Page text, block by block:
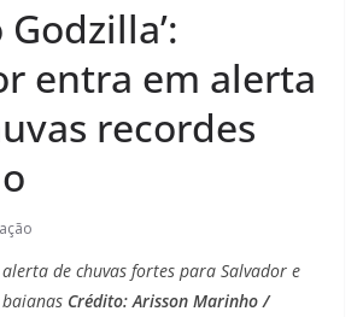
Godzilla’:
entra em alerta
recordes
de chuvas fortes para Salvador e
Crédito: Arisson Marinho /